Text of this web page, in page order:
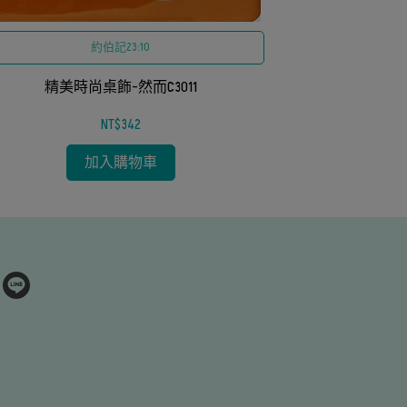
約伯記23:10
精美時尚桌飾-然而C3011
NT$342
加入購物車